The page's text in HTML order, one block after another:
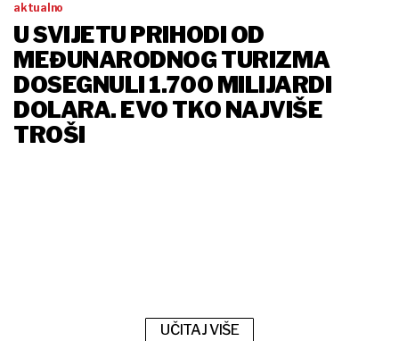
aktualno
U SVIJETU PRIHODI OD
MEĐUNARODNOG TURIZMA
DOSEGNULI 1.700 MILIJARDI
DOLARA. EVO TKO NAJVIŠE
TROŠI
UČITAJ VIŠE